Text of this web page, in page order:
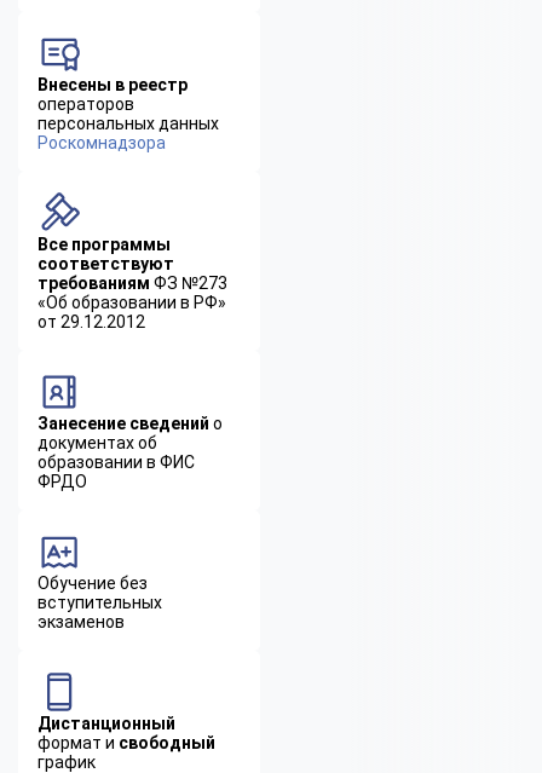
Внесены в реестр
операторов
персональных данных
Роскомнадзора
Все программы
соответствуют
требованиям ФЗ №273
«Об образовании в РФ»
от 29.12.2012
Занесение сведений о
документах об
образовании в ФИС
ФРДО
Обучение без
вступительных
экзаменов
Дистанционный
формат и свободный
график